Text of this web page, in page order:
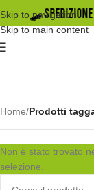
Skip to navigation
Skip to main content
🛹️
Home/Prodotti
Non è stato trovato
selezione.